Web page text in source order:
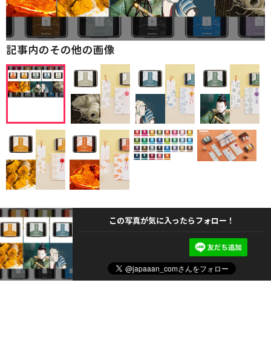
記事内のその他の画像
この写真が気に入ったらフォロー！